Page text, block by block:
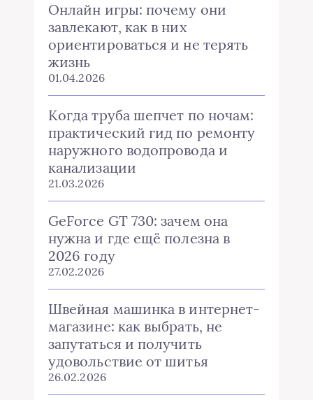
Онлайн игры: почему они
завлекают, как в них
ориентироваться и не терять
жизнь
01.04.2026
Когда труба шепчет по ночам:
практический гид по ремонту
наружного водопровода и
канализации
21.03.2026
GeForce GT 730: зачем она
нужна и где ещё полезна в
2026 году
27.02.2026
Швейная машинка в интернет-
магазине: как выбрать, не
запутаться и получить
удовольствие от шитья
26.02.2026